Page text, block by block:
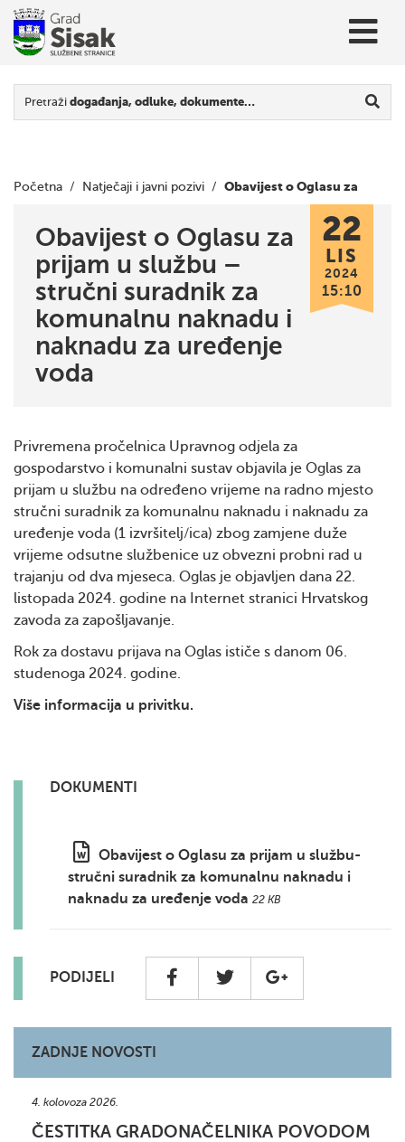
Pretraži događanja, odluke, dokumente…
Početna / Natječaji i javni pozivi / Obavijest o Oglasu za
prijam u službu – stručni suradnik za komunalnu naknadu i
naknadu za uređenje voda
Obavijest o Oglasu za
prijam u službu –
stručni suradnik za
komunalnu naknadu i
naknadu za uređenje
voda
22
LIS
2024
15:10
Privremena pročelnica Upravnog odjela za
gospodarstvo i komunalni sustav objavila je Oglas za
prijam u službu na određeno vrijeme na radno mjesto
stručni suradnik za komunalnu naknadu i naknadu za
uređenje voda (1 izvršitelj/ica) zbog zamjene duže
vrijeme odsutne službenice uz obvezni probni rad u
trajanju od dva mjeseca. Oglas je objavljen dana 22.
listopada 2024. godine na Internet stranici Hrvatskog
zavoda za zapošljavanje.
Rok za dostavu prijava na Oglas ističe s danom 06.
studenoga 2024. godine.
Više informacija u privitku.
DOKUMENTI
Obavijest o Oglasu za prijam u službu-
stručni suradnik za komunalnu naknadu i
naknadu za uređenje voda 22 KB
PODIJELI
ZADNJE NOVOSTI
4. kolovoza 2026.
ČESTITKA GRADONAČELNIKA POVODOM